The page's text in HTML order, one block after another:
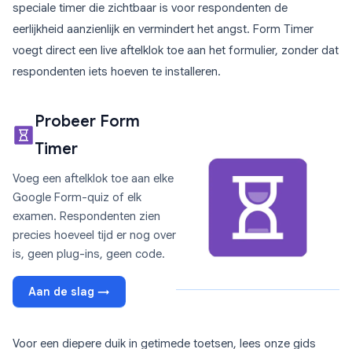
speciale timer die zichtbaar is voor respondenten de
eerlijkheid aanzienlijk en vermindert het angst. Form Timer
voegt direct een live aftelklok toe aan het formulier, zonder dat
respondenten iets hoeven te installeren.
Probeer Form
Timer
Voeg een aftelklok toe aan elke
Google Form-quiz of elk
examen. Respondenten zien
precies hoeveel tijd er nog over
is, geen plug-ins, geen code.
Aan de slag →
Voor een diepere duik in getimede toetsen, lees onze gids